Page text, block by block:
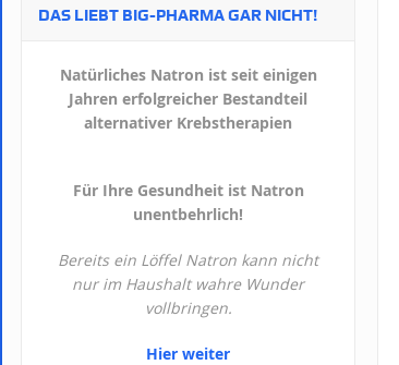
DAS LIEBT BIG-PHARMA GAR NICHT!
Natürliches Natron ist seit einigen
Jahren erfolgreicher Bestandteil
alternativer Krebstherapien
Für Ihre Gesundheit ist Natron
unentbehrlich!
Bereits ein Löffel Natron kann nicht
nur im Haushalt wahre Wunder
vollbringen.
Hier weiter